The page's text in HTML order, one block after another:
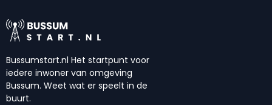
Bussumstart.nl Het startpunt voor
iedere inwoner van omgeving
Bussum. Weet wat er speelt in de
buurt.